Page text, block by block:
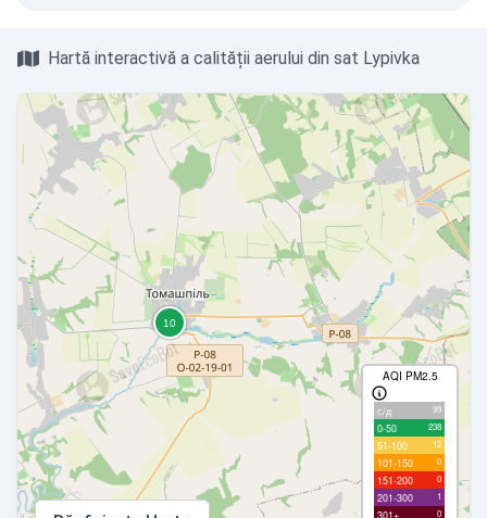
Hartă interactivă a calității aerului din sat Lypivka
AQI PM2.5
с/д 99
0-50 238
51-100 12
101-150 0
151-200 0
201-300 1
0